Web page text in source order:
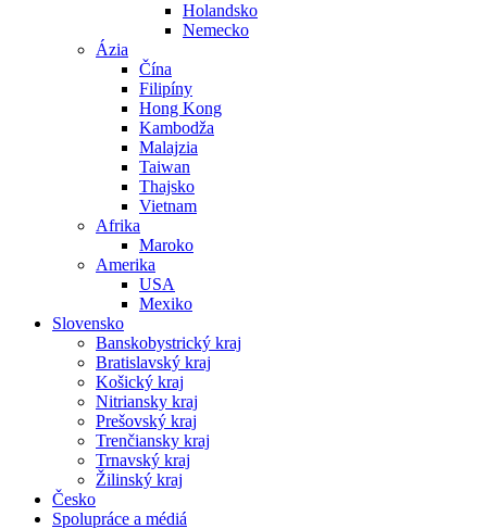
Holandsko
Nemecko
Ázia
Čína
Filipíny
Hong Kong
Kambodža
Malajzia
Taiwan
Thajsko
Vietnam
Afrika
Maroko
Amerika
USA
Mexiko
Slovensko
Banskobystrický kraj
Bratislavský kraj
Košický kraj
Nitriansky kraj
Prešovský kraj
Trenčiansky kraj
Trnavský kraj
Žilinský kraj
Česko
Spolupráce a médiá